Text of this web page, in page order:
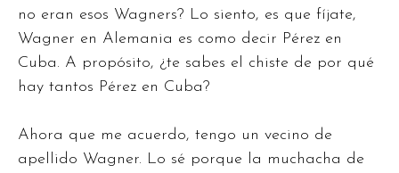
no eran esos Wagners? Lo siento, es que fíjate,
Wagner en Alemania es como decir Pérez en
Cuba. A propósito, ¿te sabes el chiste de por qué
hay tantos Pérez en Cuba?
Ahora que me acuerdo, tengo un vecino de
apellido Wagner. Lo sé porque la muchacha de